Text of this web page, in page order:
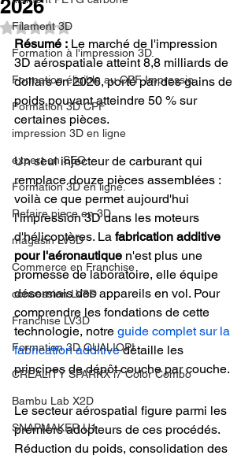
Filament 3D
Formation à l'impression 3D.
Formation éligible au CPF Impressio
Formation 3D CPF
impression 3D en ligne
expert en SEO
Formation 3D en ligne.
Refaire piece en 3D
magasin LV3D
Commerce en Franchise
concession LV3D
Franchise LV3D
Formation 3D QUALIOPI
CREALITY SPARKX i7 Color Combo
Bambu Lab X2D
SNAPMAKER U1
2026
Noté NaN étoiles sur 5.
Résumé : Le marché de l'impression
3D aérospatiale atteint 8,8 milliards de
dollars en 2026, porté par des gains de
poids pouvant atteindre 50 % sur
certaines pièces.
Un seul injecteur de carburant qui
remplace douze pièces assemblées :
voilà ce que permet aujourd'hui
l'impression 3D dans les moteurs
d'hélicoptères. La fabrication additive
pour l'aéronautique n'est plus une
promesse de laboratoire, elle équipe
désormais des appareils en vol. Pour
comprendre les fondations de cette
technologie, notre guide complet sur la
fabrication additive détaille les
principes de dépôt couche par couche.
Le secteur aérospatial figure parmi les
premiers adopteurs de ces procédés.
Réduction du poids, consolidation des